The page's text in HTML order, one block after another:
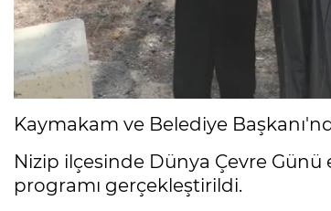
Kaymakam ve Belediye
Nizip ilçesinde Dünya Çevre Günü
programı gerçekleştirildi.